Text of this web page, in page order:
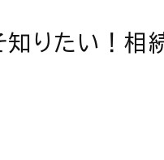
知りたい！